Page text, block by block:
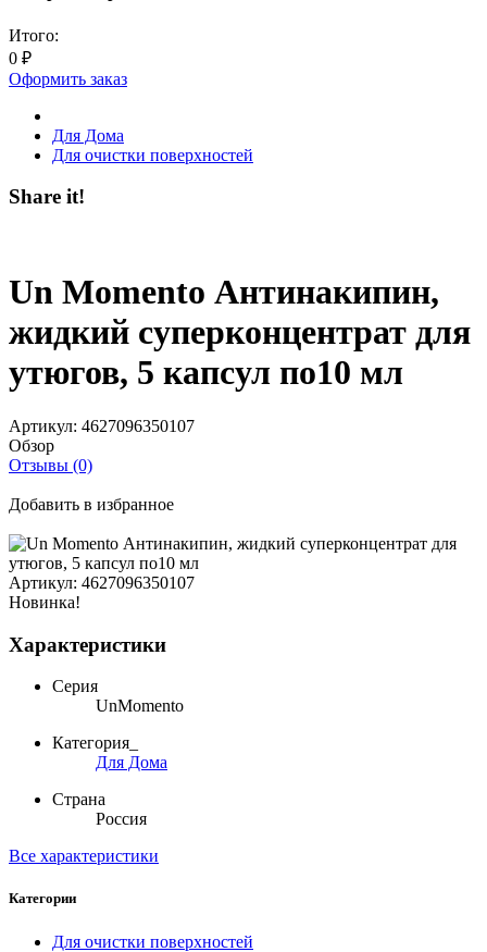
Итого:
0 ₽
Оформить заказ
Для Дома
Для очистки поверхностей
Share it!
Un Momento Антинакипин,
жидкий суперконцентрат для
утюгов, 5 капсул по10 мл
Артикул: 4627096350107
Обзор
Отзывы (0)
Добавить в избранное
Артикул: 4627096350107
Новинка!
Характеристики
Серия
UnMomento
Категория_
Для Дома
Страна
Россия
Все характеристики
Категории
Для очистки поверхностей